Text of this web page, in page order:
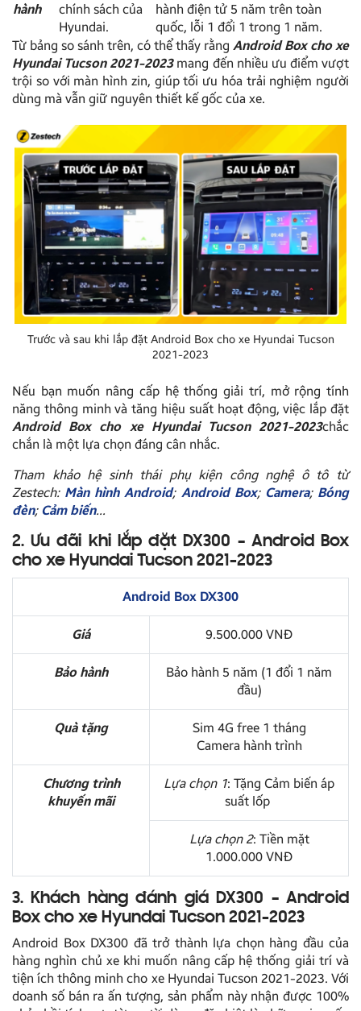
hành
chính sách của
Hyundai.
hành điện tử 5 năm trên toàn
quốc, lỗi 1 đổi 1 trong 1 năm.
Từ bảng so sánh trên, có thể thấy rằng Android Box cho xe
Hyundai Tucson 2021-2023mang đến nhiều ưu điểm vượt
trội so với màn hình zin, giúp tối ưu hóa trải nghiệm người
dùng mà vẫn giữ nguyên thiết kế gốc của xe.
Trước và sau khi lắp đặt Android Box cho xe Hyundai Tucson
2021-2023
Nếu bạn muốn nâng cấp hệ thống giải trí, mở rộng tính
năng thông minh và tăng hiệu suất hoạt động, việc lắp đặt
Android Box cho xe Hyundai Tucson 2021-2023chắc
chắn là một lựa chọn đáng cân nhắc.
Tham khảo hệ sinh thái phụ kiện công nghệ ô tô từ
Zestech: Màn hình Android; Android Box; Camera; Bóng
đèn; Cảm biến…
2. Ưu đãi khi lắp đặt DX300 – Android Box
cho xe Hyundai Tucson 2021-2023
Android Box DX300
Giá 9.500.000 VNĐ
Bảo hành
Bảo hành 5 năm (1 đổi 1 năm
đầu)
Quà tặng
Sim 4G free 1 tháng
Camera hành trình
Chương trình
khuyến mãi
Lựa chọn 1: Tặng Cảm biến áp
suất lốp
Lựa chọn 2: Tiền mặt
1.000.000 VNĐ
3. Khách hàng đánh giá DX300 – Android
Box cho xe Hyundai Tucson 2021-2023
Android Box DX300 đã trở thành lựa chọn hàng đầu của
hàng nghìn chủ xe khi muốn nâng cấp hệ thống giải trí và
tiện ích thông minh cho xe Hyundai Tucson 2021-2023. Với
doanh số bán ra ấn tượng, sản phẩm này nhận được 100%